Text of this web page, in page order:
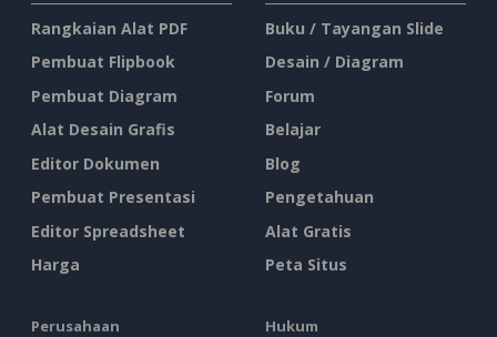
Rangkaian Alat PDF
Pembuat Flipbook
Pembuat Diagram
Alat Desain Grafis
Editor Dokumen
Pembuat Presentasi
Editor Spreadsheet
Harga
Buku / Tayangan Slide
Desain / Diagram
Forum
Belajar
Blog
Pengetahuan
Alat Gratis
Peta Situs
Perusahaan Hukum